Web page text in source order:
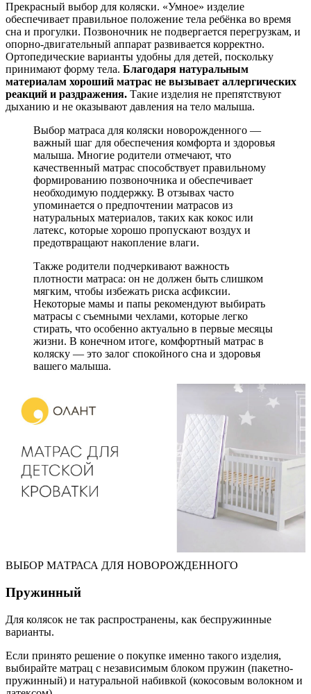
Прекрасный выбор для коляски. «Умное» изделие
обеспечивает правильное положение тела ребёнка во время
сна и прогулки. Позвоночник не подвергается перегрузкам, и
опорно-двигательный аппарат развивается корректно.
Ортопедические варианты удобны для детей, поскольку
принимают форму тела. Благодаря натуральным
материалам хороший матрас не вызывает аллергических
реакций и раздражения. Такие изделия не препятствуют
дыханию и не оказывают давления на тело малыша.
Выбор матраса для коляски новорожденного —
важный шаг для обеспечения комфорта и здоровья
малыша. Многие родители отмечают, что
качественный матрас способствует правильному
формированию позвоночника и обеспечивает
необходимую поддержку. В отзывах часто
упоминается о предпочтении матрасов из
натуральных материалов, таких как кокос или
латекс, которые хорошо пропускают воздух и
предотвращают накопление влаги.
Также родители подчеркивают важность
плотности матраса: он не должен быть слишком
мягким, чтобы избежать риска асфиксии.
Некоторые мамы и папы рекомендуют выбирать
матрасы с съемными чехлами, которые легко
стирать, что особенно актуально в первые месяцы
жизни. В конечном итоге, комфортный матрас в
коляску — это залог спокойного сна и здоровья
вашего малыша.
ВЫБОР МАТРАСА ДЛЯ НОВОРОЖДЕННОГО
Пружинный
Для колясок не так распространены, как беспружинные
варианты.
Если принято решение о покупке именно такого изделия,
выбирайте матрац с независимым блоком пружин (пакетно-
пружинный) и натуральной набивкой (кокосовым волокном и